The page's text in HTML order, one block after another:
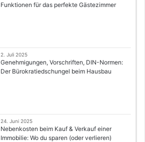
Funktionen für das perfekte Gästezimmer
2. Juli 2025
Genehmigungen, Vorschriften, DIN-Normen:
Der Bürokratiedschungel beim Hausbau
24. Juni 2025
Nebenkosten beim Kauf & Verkauf einer
Immobilie: Wo du sparen (oder verlieren)